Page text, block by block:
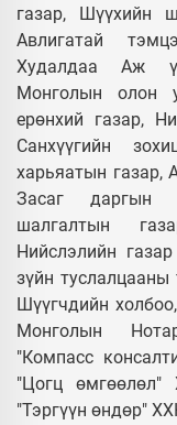
газар, Шүүхийн
Авлигатай
Худалдаа Аж
Монголын олон
ерөнхий газар,
Санхүүгийн
харьяатын газар,
Засаг даргын
шалгалтын
Нийслэлийн
зүйн туслалцааны
Шүүгчдийн
Монголын
"Компасс
"Цогц өмгөөлөл"
"Тэргүүн өндөр"